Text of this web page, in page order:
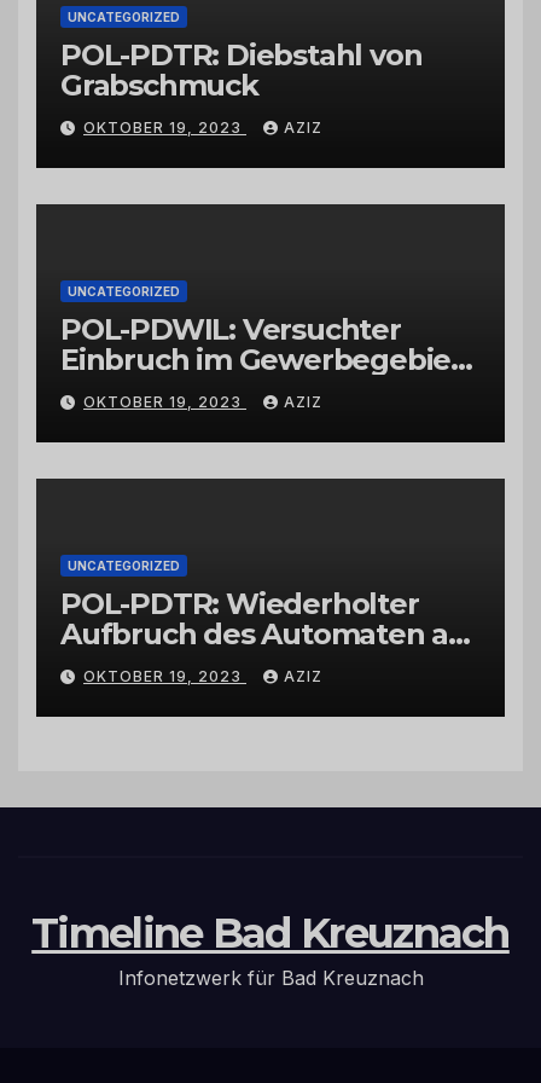
UNCATEGORIZED
POL-PDTR: Diebstahl von
Grabschmuck
OKTOBER 19, 2023 AZIZ
UNCATEGORIZED
POL-PDWIL: Versuchter
Einbruch im Gewerbegebiet
Wittlich
OKTOBER 19, 2023 AZIZ
UNCATEGORIZED
POL-PDTR: Wiederholter
Aufbruch des Automaten am
Wohnmobilstellplatz in
Hermeskeil am Labachweg
OKTOBER 19, 2023 AZIZ
Timeline Bad Kreuznach
Infonetzwerk für Bad Kreuznach